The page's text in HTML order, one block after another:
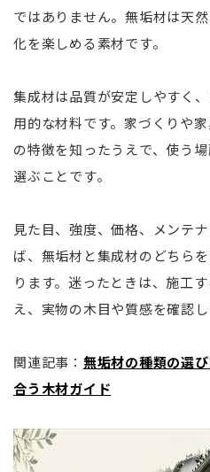
ではありません。無垢材は天
化を楽しめる素材です。
集成材は品質が安定しやすく
用的な材料です。家づくりや
の特徴を知ったうえで、使う
選ぶことです。
見た目、強度、価格、メンテ
ば、無垢材と集成材のどちら
ります。迷ったときは、施工
え、実物の木目や質感を確認
関連記事： 無垢材の種類の選
合う木材ガイド